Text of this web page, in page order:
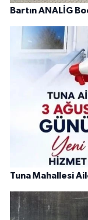
Bartın ANALİG
Tuna Mahallesi